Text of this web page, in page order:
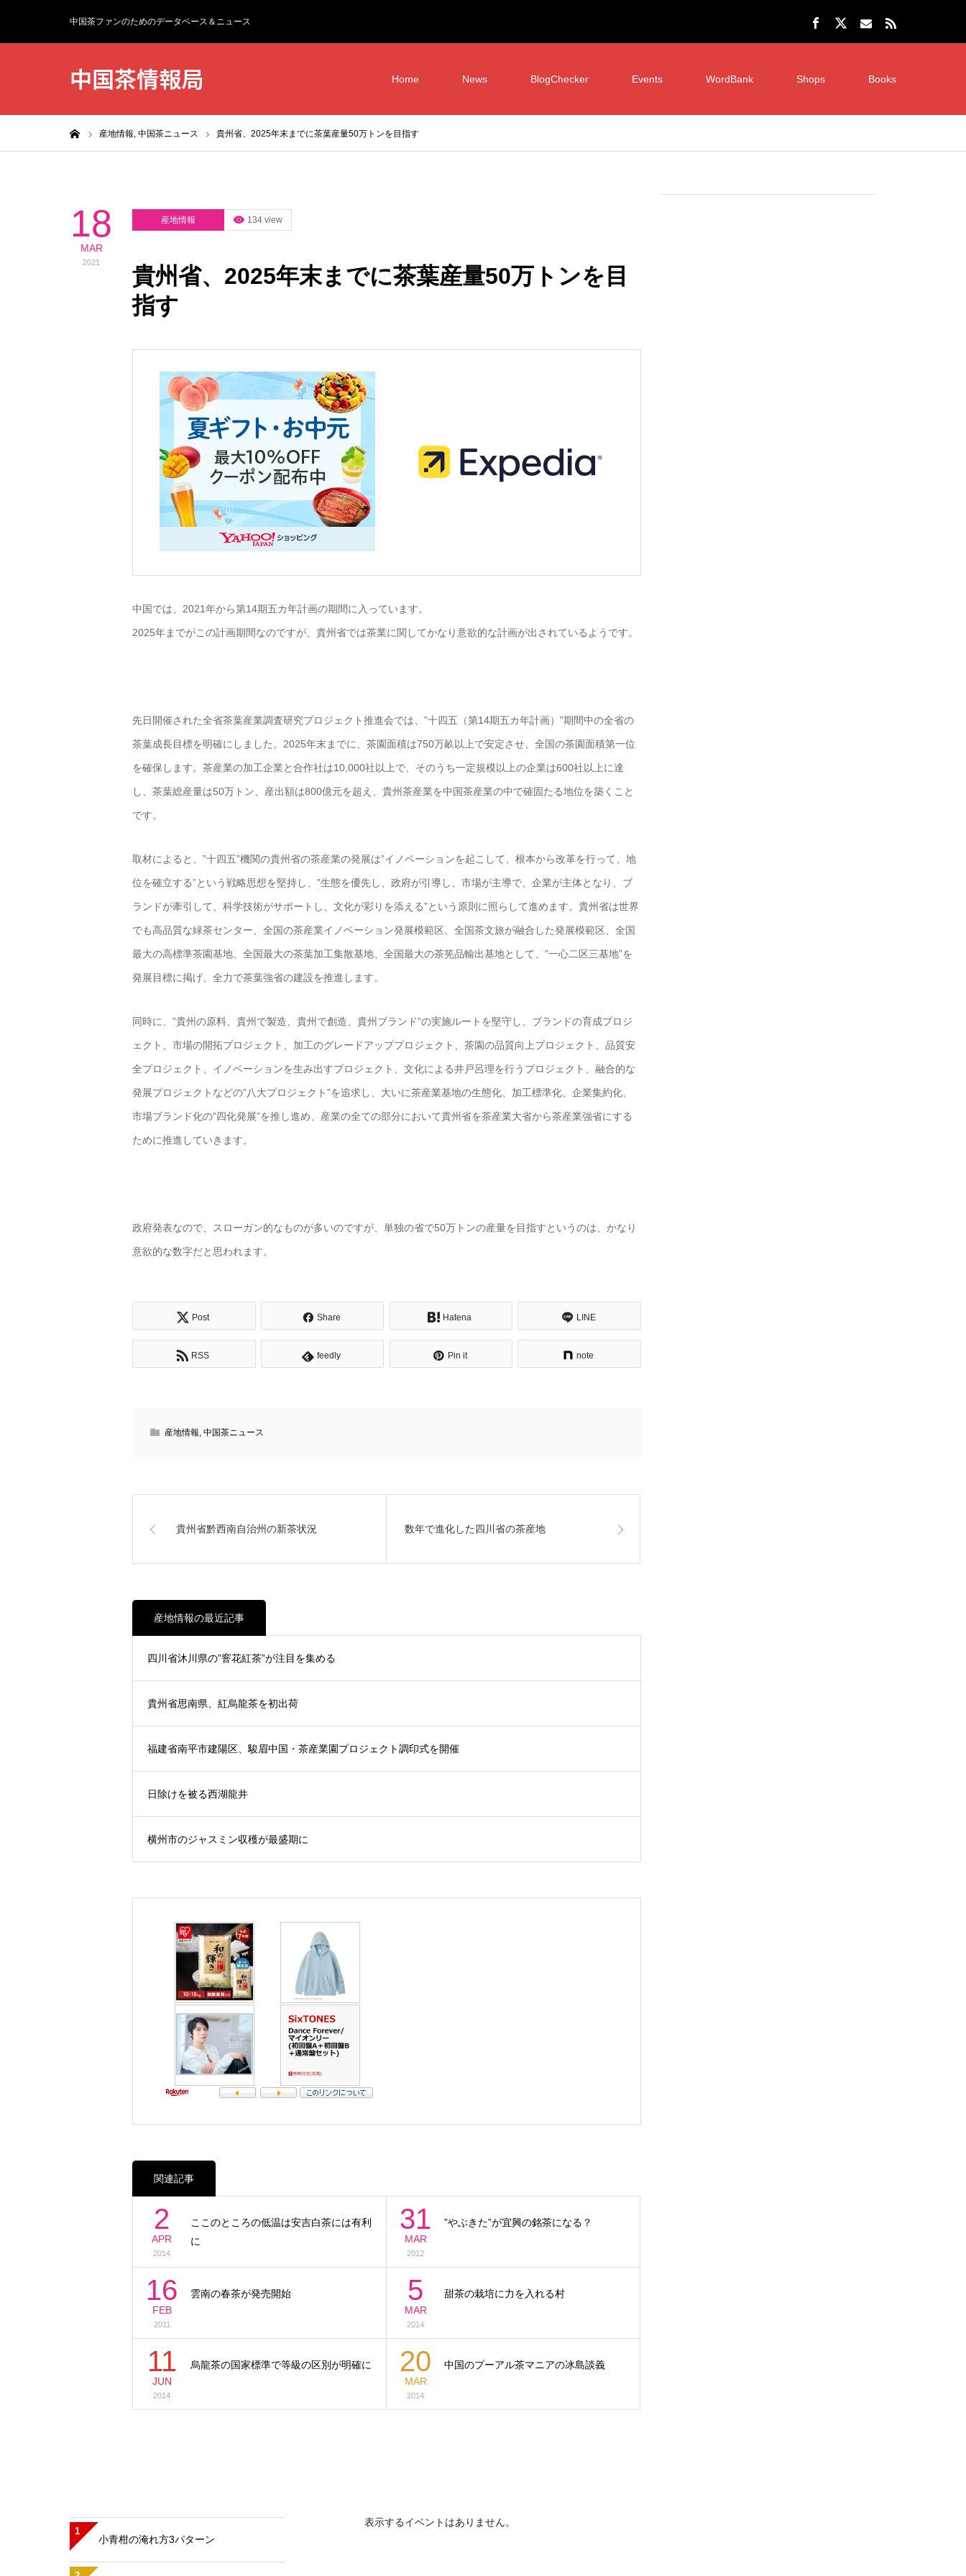
中国茶ファンのためのデータベース＆ニュース
中国茶情報局 Home News BlogChecker Events WordBank Shops Books
産地情報, 中国茶ニュース 貴州省、2025年末までに茶葉産量50万トンを目指す
18
MAR
2021
産地情報 134 view
貴州省、2025年末までに茶葉産量50万トンを目
指す
中国では、2021年から第14期五カ年計画の期間に入っています。
2025年までがこの計画期間なのですが、貴州省では茶業に関してかなり意欲的な計画が出されているようです。
先日開催された全省茶葉産業調査研究プロジェクト推進会では、”十四五（第14期五カ年計画）”期間中の全省の
茶葉成長目標を明確にしました。2025年末までに、茶園面積は750万畝以上で安定させ、全国の茶園面積第一位
を確保します。茶産業の加工企業と合作社は10,000社以上で、そのうち一定規模以上の企業は600社以上に達
し、茶葉総産量は50万トン、産出額は800億元を超え、貴州茶産業を中国茶産業の中で確固たる地位を築くこと
です。
取材によると、”十四五”機関の貴州省の茶産業の発展は”イノベーションを起こして、根本から改革を行って、地
位を確立する”という戦略思想を堅持し、”生態を優先し、政府が引導し、市場が主導で、企業が主体となり、ブ
ランドが牽引して、科学技術がサポートし、文化が彩りを添える”という原則に照らして進めます。貴州省は世界
でも高品質な緑茶センター、全国の茶産業イノベーション発展模範区、全国茶文旅が融合した発展模範区、全国
最大の高標準茶園基地、全国最大の茶葉加工集散基地、全国最大の茶筅品輸出基地として、”一心二区三基地”を
発展目標に掲げ、全力で茶葉強省の建設を推進します。
同時に、”貴州の原料、貴州で製造、貴州で創造、貴州ブランド”の実施ルートを堅守し、ブランドの育成プロジ
ェクト、市場の開拓プロジェクト、加工のグレードアッププロジェクト、茶園の品質向上プロジェクト、品質安
全プロジェクト、イノベーションを生み出すプロジェクト、文化による井戸呂理を行うプロジェクト、融合的な
発展プロジェクトなどの”八大プロジェクト”を追求し、大いに茶産業基地の生態化、加工標準化、企業集約化、
市場ブランド化の”四化発展”を推し進め、産業の全ての部分において貴州省を茶産業大省から茶産業強省にする
ために推進していきます。
政府発表なので、スローガン的なものが多いのですが、単独の省で50万トンの産量を目指すというのは、かなり
意欲的な数字だと思われます。
Post Share Hatena LINE
RSS feedly Pin it note
産地情報 中国茶ニュース
貴州省黔西南自治州の新茶状況 数年で進化した四川省の茶産地
産地情報の最近記事
四川省沐川県の”窨花紅茶”が注目を集める
貴州省思南県、紅烏龍茶を初出荷
福建省南平市建陽区、駿眉中国・茶産業園プロジェクト調印式を開催
日除けを被る西湖龍井
横州市のジャスミン収穫が最盛期に
関連記事
2
APR
2014
ここのところの低温は安吉白茶には有利
に
31
MAR
2012
”やぶきた”が宜興の銘茶になる？
16
FEB
2011
雲南の春茶が発売開始 5
MAR
2014
甜茶の栽培に力を入れる村
11
JUN
2014
烏龍茶の国家標準で等級の区別が明確に 20
MAR
2014
中国のプーアル茶マニアの冰島談義
1
小青柑の淹れ方3パターン
表示するイベントはありません。